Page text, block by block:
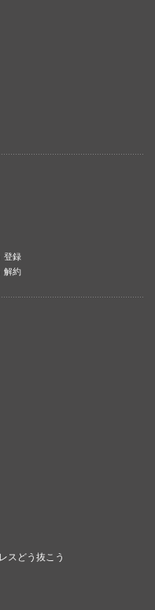
登録
解約
スどう抜こう